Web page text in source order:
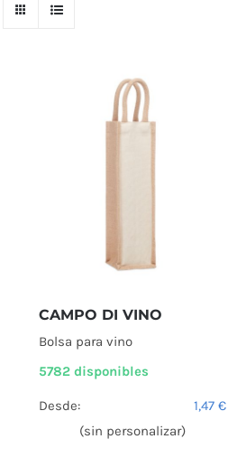
CAMPO DI VINO
Bolsa para vino
5782 disponibles
Desde: 1,47€
(sin personalizar)